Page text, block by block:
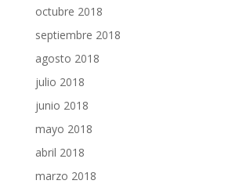
octubre 2018
septiembre 2018
agosto 2018
julio 2018
junio 2018
mayo 2018
abril 2018
marzo 2018